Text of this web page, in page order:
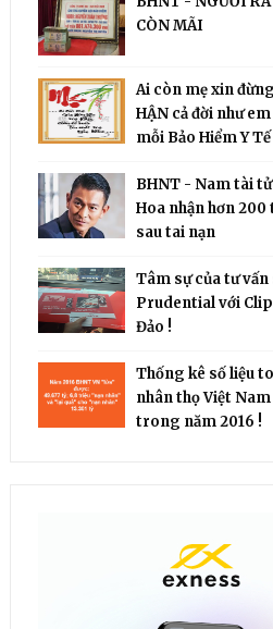
CÒN MÃI
Ai còn mẹ xin
HẬN cả đời như
mỗi Bảo Hiểm Y Tế
BHNT - Nam tài
Hoa nhận hơn
sau tai nạn
Tâm sự của tư
Prudential với
Đảo !
Thống kê số liệu
nhân thọ Việt
trong năm 2016 !